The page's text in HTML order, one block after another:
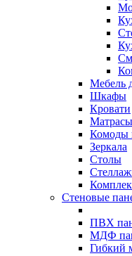
Мебель
Шкафы
Кровати
Матрасы
Комоды
Зеркала
Столы
Стеновые
ПВХ
МДФ
Гибкий